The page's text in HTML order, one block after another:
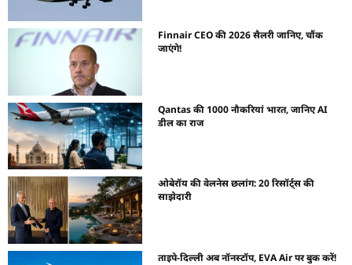
Finnair CEO की 2026 सैलरी जानिए, चौंक
जाएंगे!
Qantas की 1000 नौकरियां भारत, जानिए AI
डील का राज
ओबेरॉय की वेलनेस छलांग: 20 रिसॉर्ट्स की
साझेदारी
ताइपे-दिल्ली अब नॉनस्टॉप, EVA Air पर बुक करें!